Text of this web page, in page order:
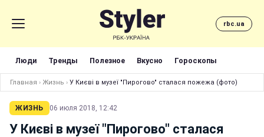
rbc.ua
Люди Тренды Полезное Вкусно Гороскопы
Главная › Жизнь › У Києві в музеї "Пирогово" сталася пожежа (фото)
ЖИЗНЬ 06 июля 2018, 12:42
У Києві в музеї "Пирогово" сталася